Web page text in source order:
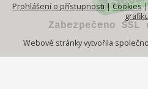
Zabezpečeno
Prohlášení o přístupnosti |Cookies
grafiku
Webové stránky vytvořila